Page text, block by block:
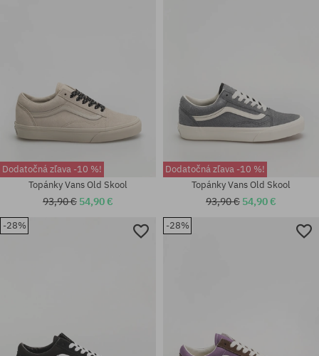
Dodatočná zľava -10 %!
Topánky Vans Old Skool
93,90 € 54,90 €
Dodatočná zľava -10 %!
Topánky Vans Old Skool
93,90 € 54,90 €
-28% -28%